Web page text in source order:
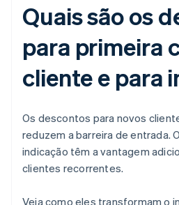
Quais são os
para primeira
cliente e para
Os descontos para novos
reduzem a barreira de entrada.
indicação têm a vantagem
clientes recorrentes.
Veja como eles transformam o